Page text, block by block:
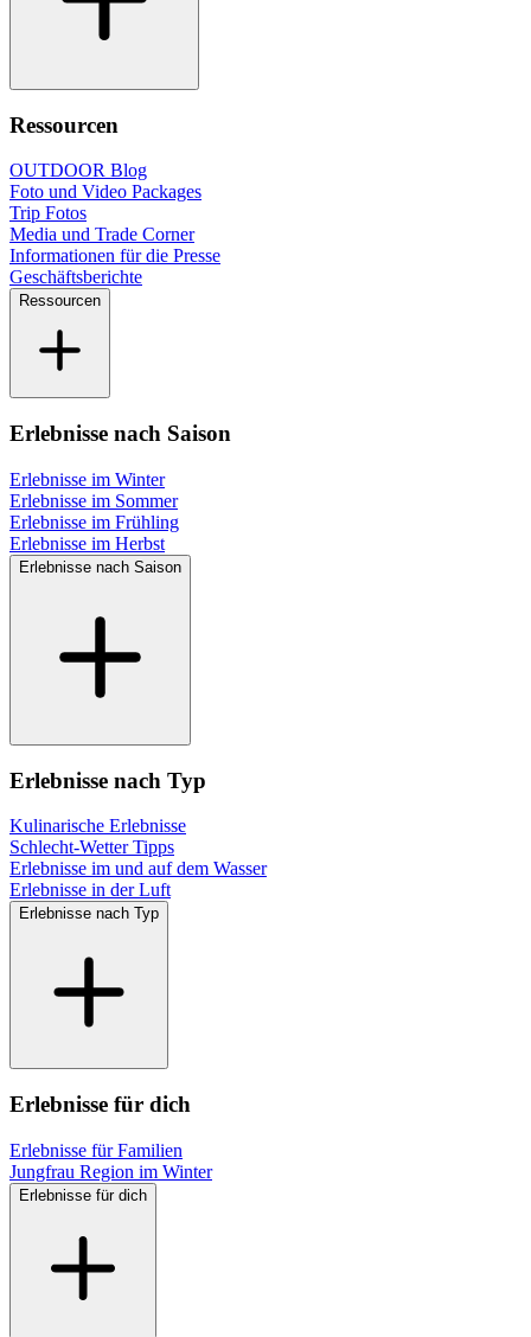
Ressourcen
OUTDOOR Blog
Foto und Video Packages
Trip Fotos
Media und Trade Corner
Informationen für die Presse
Geschäftsberichte
Ressourcen
Erlebnisse nach Saison
Erlebnisse im Winter
Erlebnisse im Sommer
Erlebnisse im Frühling
Erlebnisse im Herbst
Erlebnisse nach Saison
Erlebnisse nach Typ
Kulinarische Erlebnisse
Schlecht-Wetter Tipps
Erlebnisse im und auf dem Wasser
Erlebnisse in der Luft
Erlebnisse nach Typ
Erlebnisse für dich
Erlebnisse für Familien
Jungfrau Region im Winter
Erlebnisse für dich